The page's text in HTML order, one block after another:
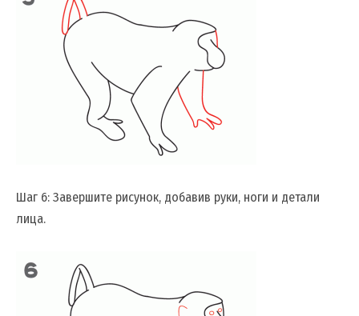
Шаг 6: Завершите рисунок, добавив руки, ноги и детали
лица.